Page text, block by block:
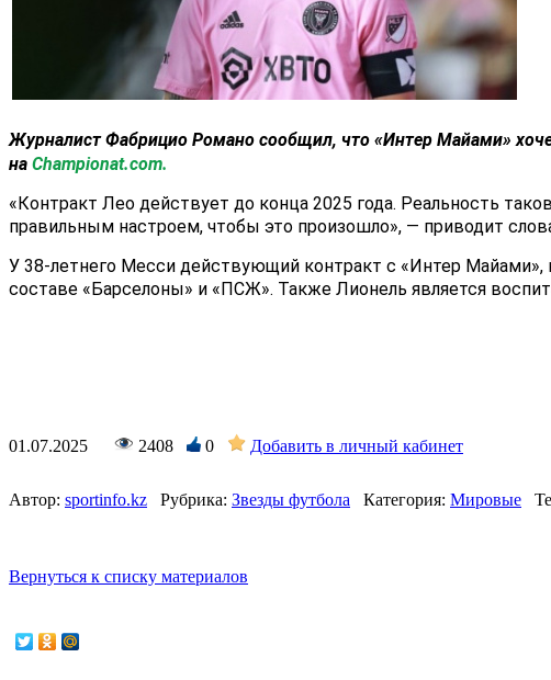
ЖурналистФабрицио Романо сообщил, что «Интер Майами»
на Championat.com.
«Контракт Лео действует до конца 2025 года. Реальность
правильным настроем, чтобы это произошло», — приводит
У 38-летнего Месси действующий контракт с «Интер Майами»,
составе «Барселоны» и «ПСЖ». Также Лионель является
01.07.2025 2408 0 Добавить в личный кабинет
Автор: sportinfo.kz Рубрика: Звезды футбола Категория: Мировые
Вернуться к списку материалов